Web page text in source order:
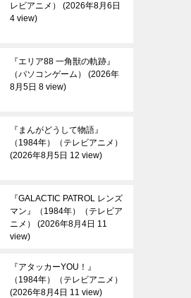
レビアニメ）
2026年8月6日
4 view
『エリア88 一角獣の軌跡』
（パソコンゲーム）
2026年
8月5日 8 view
『まんがどうして物語』
（1984年）（テレビアニメ）
2026年8月5日 12 view
『GALACTIC PATROL レンズ
マン』（1984年）（テレビア
ニメ）
2026年8月4日 11
view
『アタッカーYOU！』
（1984年）（テレビアニメ）
2026年8月4日 11 view